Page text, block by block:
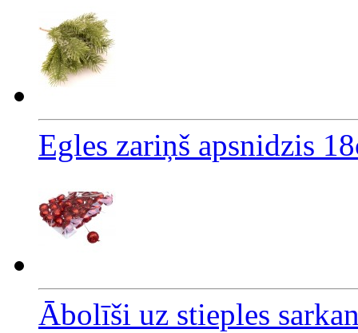
Egles zariņš apsnidzis
Ābolīši uz stieples